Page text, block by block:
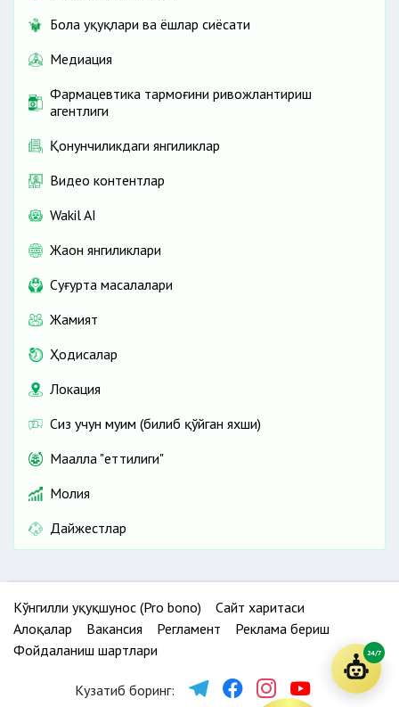
Бола ҳуқуқлари ва ёшлар сиёсати
Медиация
Фармацевтика тармоғини ривожлантириш
агентлиги
Қонунчиликдаги янгиликлар
Видео контентлар
Wakil AI
Жаҳон янгиликлари
Cуғурта масалалари
Жамият
Ҳодисалар
Локация
Сиз учун муҳим (билиб қўйган яхши)
Маҳалла "еттилиги"
Молия
Дайжестлар
Кўнгилли ҳуқуқшунос (Pro bono)
Сайт харитаси
Алоқалар
Вакансия Регламент
Реклама бериш
Фойдаланиш шартлари
Кузатиб боринг:
24/7